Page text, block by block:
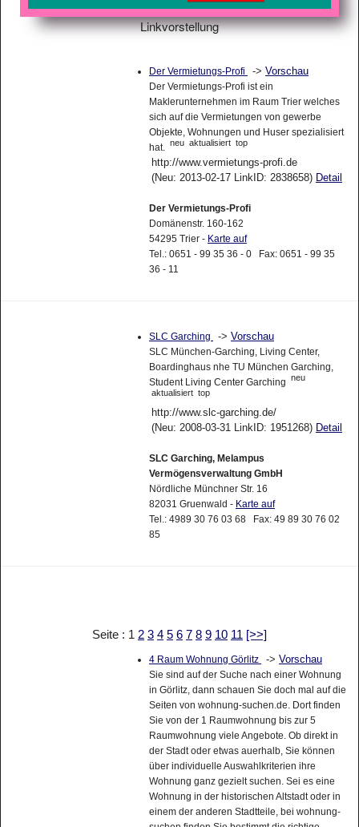
Linkvorstellung
Der Vermietungs-Profi -> Vorschau
Der Vermietungs-Profi ist ein
Maklerunternehmen im Raum Trier welches
sich auf die Vermietungen von gewerbe
Objekte, Wohnungen und Huser spezialisiert
hat. neu aktualisiert top
http://www.vermietungs-profi.de
(Neu: 2013-02-17 LinkID: 2838658) Detail
Der Vermietungs-Profi
Domänenstr. 160-162
54295 Trier - Karte auf
Tel.: 0651 - 99 35 36 - 0 Fax: 0651 - 99 35
36 - 11
SLC Garching -> Vorschau
SLC München-Garching, Living Center,
Boardinghaus nhe TU München Garching,
Student Living Center Garching neu
aktualisiert top
http://www.slc-garching.de/
(Neu: 2008-03-31 LinkID: 1951268) Detail
SLC Garching, Melampus
Vermögensverwaltung GmbH
Nördliche Münchner Str. 16
82031 Gruenwald - Karte auf
Tel.: 4989 30 76 03 68 Fax: 49 89 30 76 02
85
Seite : 1 2 3 4 5 6 7 8 9 10 11 [>>]
4 Raum Wohnung Görlitz -> Vorschau
Sie sind auf der Suche nach einer Wohnung
in Görlitz, dann schauen Sie doch mal auf die
Seiten von wohnung-suchen.de. Dort finden
Sie von der 1 Raumwohnung bis zur 5
Raumwohnung viele Angebote. Ob direkt in
der Stadt oder etwas auerhalb, Sie können
über individuelle Auswahlkriterien ihre
Wohnung ganz gezielt suchen. Sei es eine
Wohnung in der historischen Altstadt oder in
einem der anderen Stadtteile, bei wohnung-